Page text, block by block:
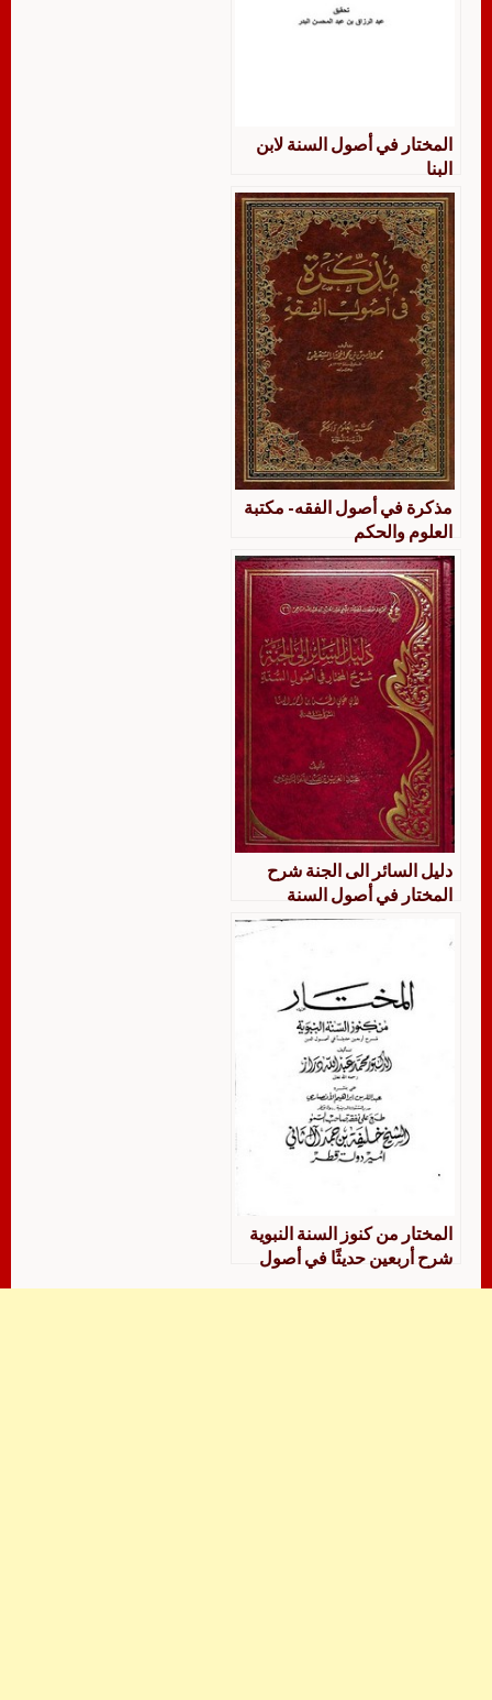
المختار في أصول السنة لابن
البنا
مذكرة في أصول الفقه- مكتبة
العلوم والحكم
دليل السائر الى الجنة شرح
المختار في أصول السنة
المختار من كنوز السنة النبوية
شرح أربعين حديثًا في أصول